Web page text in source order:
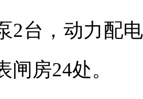
2台，动力配
闸房24处。